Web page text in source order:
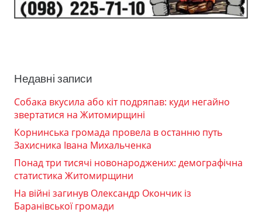
Недавні записи
Собака вкусила або кіт подряпав: куди негайно
звертатися на Житомирщині
Корнинська громада провела в останню путь
Захисника Івана Михальченка
Понад три тисячі новонароджених: демографічна
статистика Житомирщини
На війні загинув Олександр Окончик із
Баранівської громади